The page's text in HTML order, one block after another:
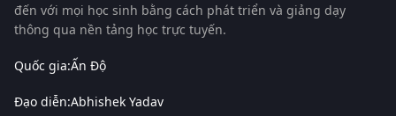
đến với mọi học sinh bằng cách phát triển và giảng dạy
thông qua nền tảng học trực tuyến.
Quốc gia:Ấn Độ
Đạo diễn:Abhishek Yadav